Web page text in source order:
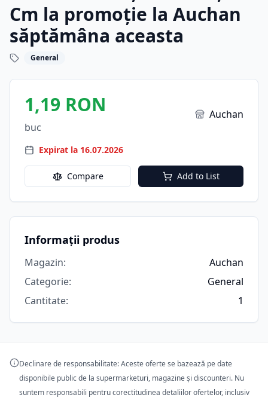
Cm la promoție la Auchan
săptămâna aceasta
General
1,19 RON
buc
Auchan
Expirat la 16.07.2026
Compare Add to List
Informații produs
Magazin:
Auchan
Categorie:
General
Cantitate: 1
Declinare de responsabilitate: Aceste oferte se bazează pe date
disponibile public de la supermarketuri, magazine și discounteri. Nu
suntem responsabili pentru corectitudinea detaliilor ofertelor, inclusiv